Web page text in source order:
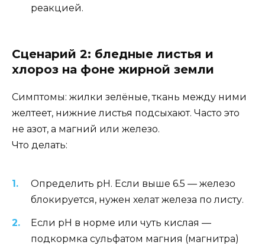
реакцией.
Сценарий 2: бледные листья и
хлороз на фоне жирной земли
Симптомы: жилки зелёные, ткань между ними
желтеет, нижние листья подсыхают. Часто это
не азот, а магний или железо.
Что делать:
Определить pH. Если выше 6.5 — железо
блокируется, нужен хелат железа по листу.
Если pH в норме или чуть кислая —
подкормка сульфатом магния (магнитра)